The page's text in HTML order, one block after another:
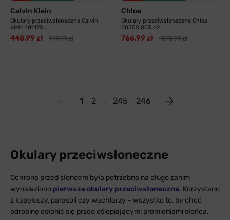
Calvin Klein
Okulary przeciwsłoneczne Calvin
Klein 18112S...
448,99 zł 949,99 zł
Chloe
Okulary przeciwsłoneczne Chloe
0055S 003 62
766,99 zł 1070,99 zł
1 2 245 246
Okulary przeciwsłoneczne
Ochrona przed słońcem była potrzebna na długo zanim
wynaleziono pierwsze okulary przeciwsłoneczne. Korzystano
z kapeluszy, parasoli czy wachlarzy – wszystko to, by choć
odrobinę osłonić się przed oślepiającymi promieniami słońca.